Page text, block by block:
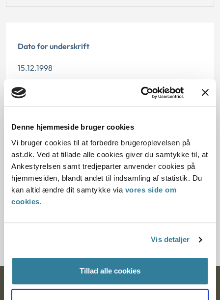
Denne hjemmeside bruger cookies
Vi bruger cookies til at forbedre brugeroplevelsen på
ast.dk. Ved at tillade alle cookies giver du samtykke til, at
Ankestyrelsen samt tredjeparter anvender cookies på
hjemmesiden, blandt andet til indsamling af statistik. Du
kan altid ændre dit samtykke via vores side om
cookies.
Vis detaljer
Tillad alle cookies
Dato for underskrift
15.12.1998
Offentliggørelsesdato
Denne principafgørelse er kasseret den 25. juni
2019, da den ikke længere har vejledningsværdi.
Paragraf
§ 16 § 14 § 17
Ankestyrelsen